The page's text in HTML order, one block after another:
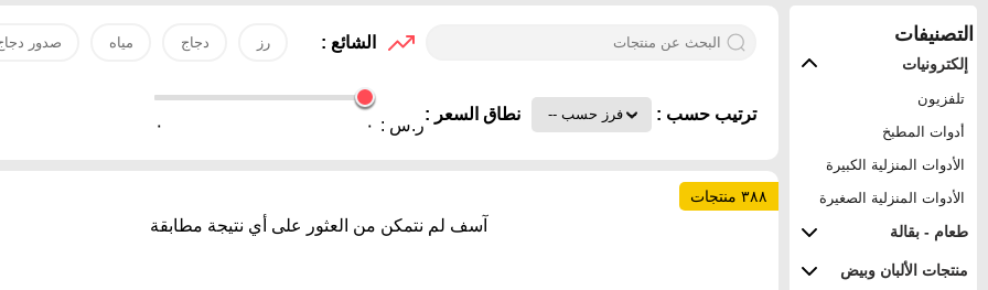
التصنيفات
إلكترونيات
تلفزيون
أدوات المطبخ
الأدوات المنزلية الكبيرة
الأدوات المنزلية الصغيرة
طعام - بقالة
منتجات الألبان وبيض
الشائع : رز دجاج مياه صدور
ترتيب حسب : نطاق السعر :
ر.س : ٠ ٠
٣٨٨ منتجات
آسف لم نتمكن من العثور على أي نتيجة مطابقة